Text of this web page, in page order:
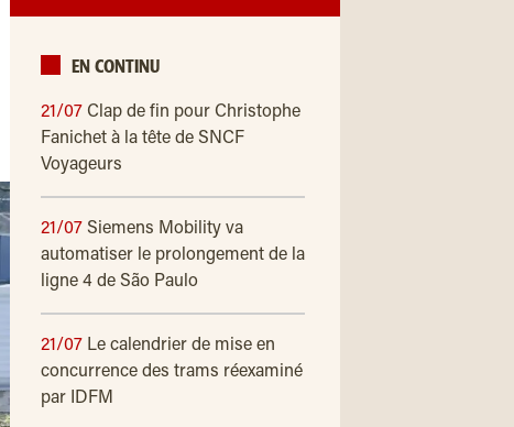
EN CONTINU
21/07 Clap de fin pour Christophe
Fanichet à la tête de SNCF
Voyageurs
21/07 Siemens Mobility va
automatiser le prolongement de la
ligne 4 de São Paulo
21/07 Le calendrier de mise en
concurrence des trams réexaminé
par IDFM